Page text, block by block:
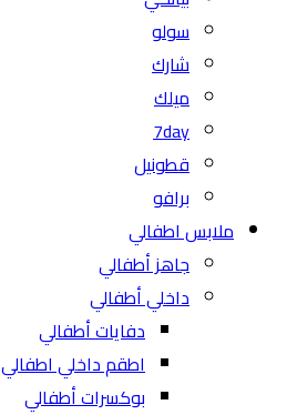
سولو
شارك
ميلك
7day
قطونيل
برافو
ملابس اطفالي
جاهز أطفالي
داخلي أطفالي
دفايات أطفالي
اطقم داخلي اطفالي
بوكسرات أطفالي